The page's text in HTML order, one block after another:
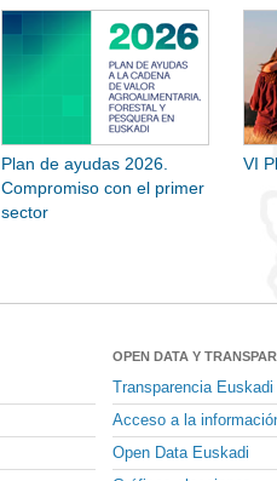
Plan de ayudas 2026.
Compromiso con el primer
sector
VI
OPEN DATA Y
Transparencia Euskadi
Acceso a la
Open Data Euskadi